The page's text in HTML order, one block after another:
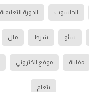
الحاسوب الدورة التعليمية
سئو شرط مال
مقابلة موقع الكتروني
يتعلم